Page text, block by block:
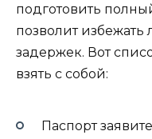
подготовить
позволит
задержек. Вот
взять с собой:
Паспорт